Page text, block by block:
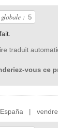
: 5
traduit
vous ce
|